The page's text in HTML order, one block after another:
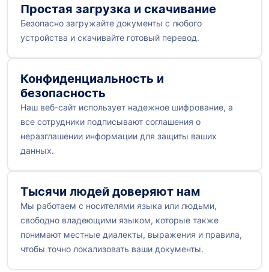
Простая загрузка и скачивание
Безопасно загружайте документы с любого
устройства и скачивайте готовый перевод.
Конфиденциальность и
безопасность
Наш веб-сайт использует надежное шифрование, а
все сотрудники подписывают соглашения о
неразглашении информации для защиты ваших
данных.
Тысячи людей доверяют нам
Мы работаем с носителями языка или людьми,
свободно владеющими языком, которые также
понимают местные диалекты, выражения и правила,
чтобы точно локализовать ваши документы.